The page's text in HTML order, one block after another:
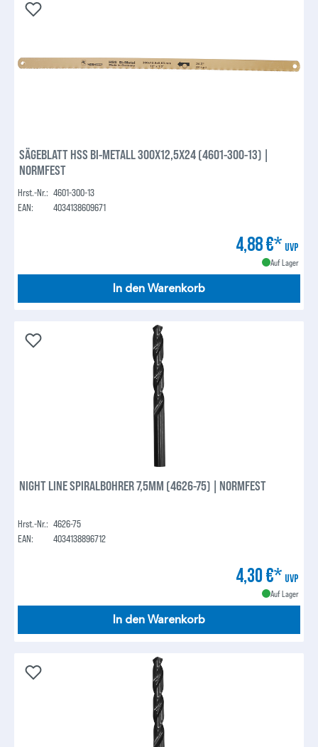
SÄGEBLATT HSS BI-METALL 300X12,5X24 (4601-300-13) |
NORMFEST
Hrst.-Nr.: 4601-300-13
EAN:
4034138609671
4,88 €* UVP
Auf Lager
In den Warenkorb
NIGHT LINE SPIRALBOHRER 7,5MM (4626-75) | NORMFEST
Hrst.-Nr.: 4626-75
EAN:
4034138896712
4,30 €* UVP
Auf Lager
In den Warenkorb